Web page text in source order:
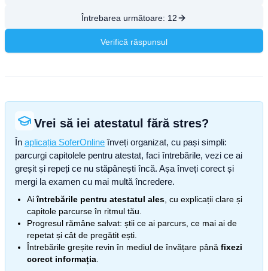
Întrebarea următoare: 12
Verifică răspunsul
Vrei să iei atestatul fără stres?
În aplicația SoferOnline înveți organizat, cu pași simpli:
parcurgi capitolele pentru atestat, faci întrebările, vezi ce ai
greșit și repeți ce nu stăpânești încă. Așa înveți corect și
mergi la examen cu mai multă încredere.
Aiîntrebările pentru atestatul ales , cu explicații clare și
capitole parcurse în ritmul tău.
Progresul rămâne salvat: știi ce ai parcurs, ce mai ai de
repetat și cât de pregătit ești.
Întrebările greșite revin în mediul de învățare până fixezi
corect informația